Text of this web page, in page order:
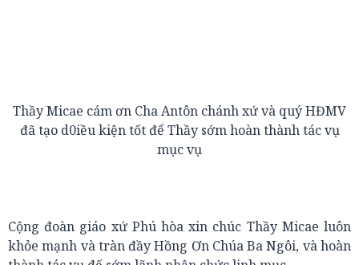
Thầy Micae cám ơn Cha Antôn chánh xứ và quý HĐMV
đã tạo d0iều kiện tốt để Thầy sớm hoàn thành tác vụ
mục vụ
Cộng đoàn giáo xứ Phú hòa xin chúc Thầy Micae luôn
khỏe mạnh và tràn đầy Hồng Ơn Chúa Ba Ngôi, và hoàn